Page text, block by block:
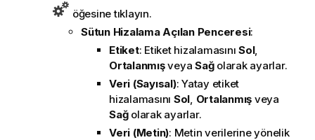
öğesine tıklayın.
Sütun Hizalama Açılan Penceresi:
Etiket: Etiket hizalamasını Sol,
Ortalanmışveya Sağolarak ayarlar.
Veri (Sayısal): Yatay etiket
hizalamasını Sol, Ortalanmış veya
Sağolarak ayarlar.
Veri (Metin): Metin verilerine yönelik